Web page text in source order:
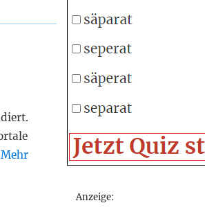
Mehr
Anzeige: